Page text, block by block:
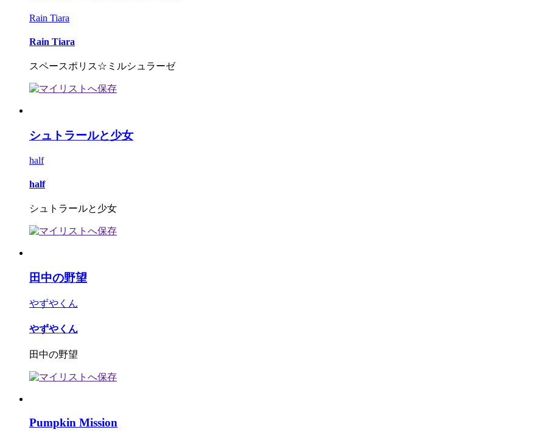
Rain Tiara
Rain Tiara
スペースポリス☆ミルシュラーゼ
シュトラールと少女
half
half
シュトラールと少女
田中の野望
やずやくん
やずやくん
田中の野望
Pumpkin Mission